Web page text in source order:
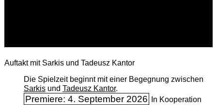
Auftakt mit Sarkis und Tadeusz Kantor
Die Spielzeit beginnt mit einer Begegnung zwischen
Sarkisund Tadeusz Kantor.
Premiere: 4. September 2026
In Kooperation